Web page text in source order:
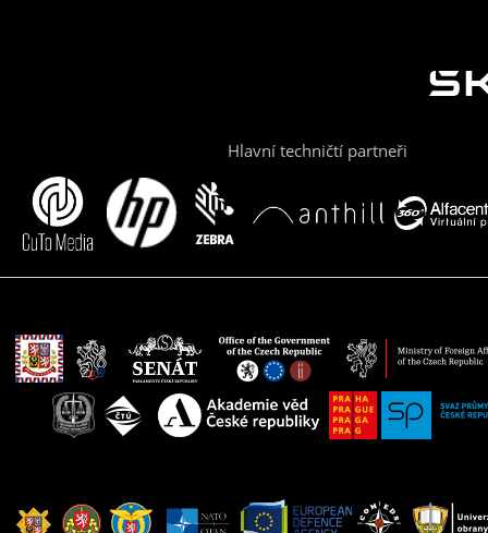
Hlavní techničtí partneři